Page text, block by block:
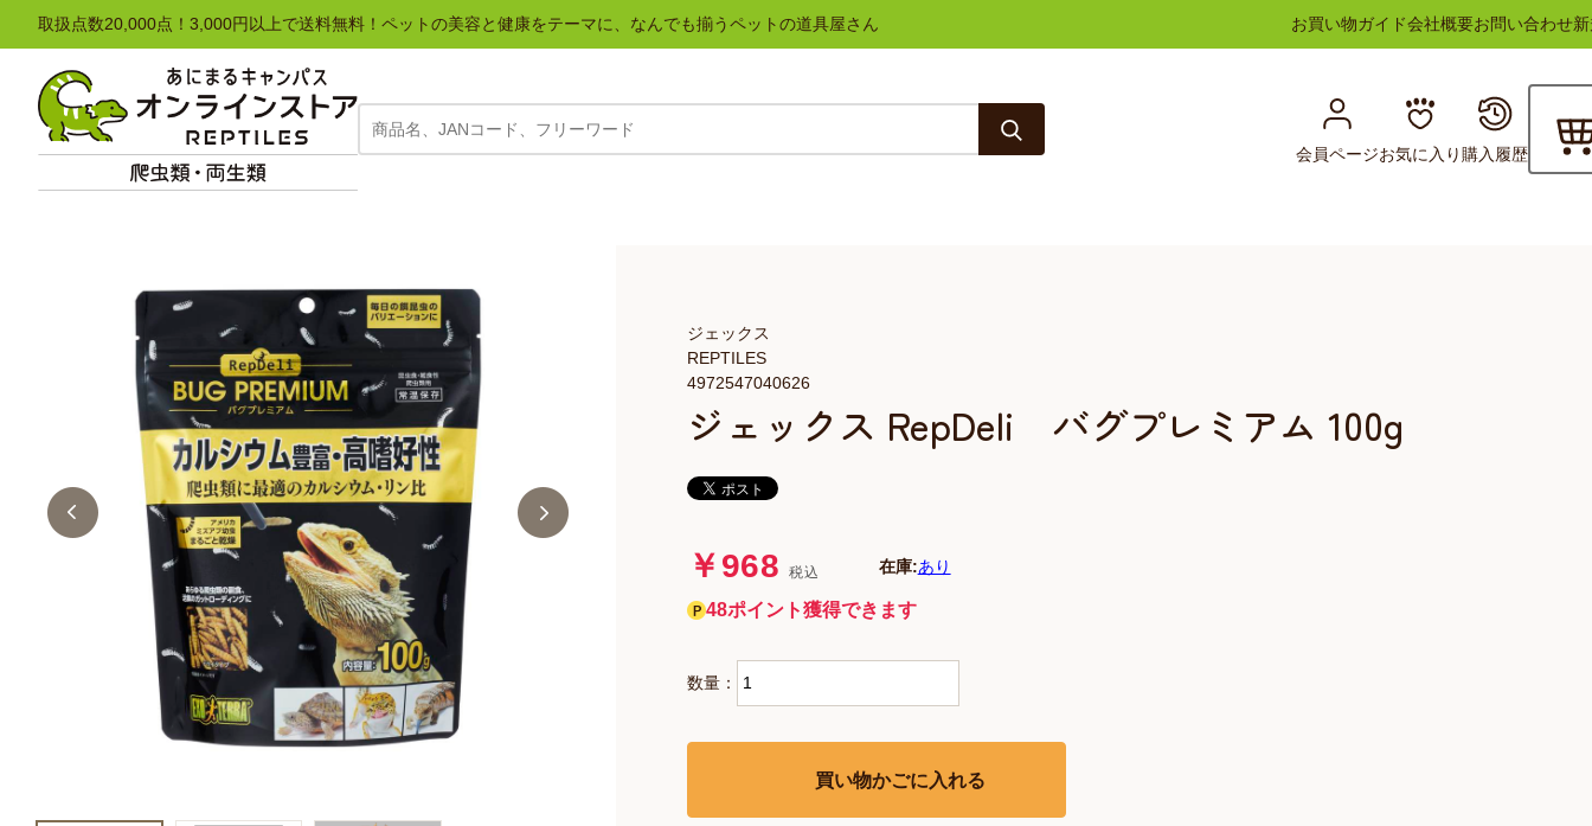
取扱点数20,000点！3,000円以上で送料無料！ペットの美容と健康をテーマに、なんでも揃うペットの道具屋さん お買い物ガイド会社概要お問い合わせ
会員ページお気に入り 購入履歴
ジェックス RepDeli バグプレミアム 100g
4972547040626
REPTILES
ジェックス
￥968 税込 在庫:あり
48ポイント獲得できます
数量：
買い物かごに入れる